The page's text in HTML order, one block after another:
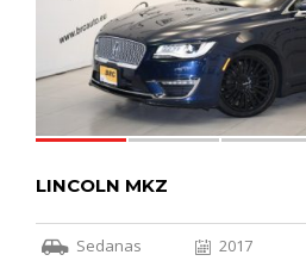
LINCOLN MKZ
Sedanas 2017